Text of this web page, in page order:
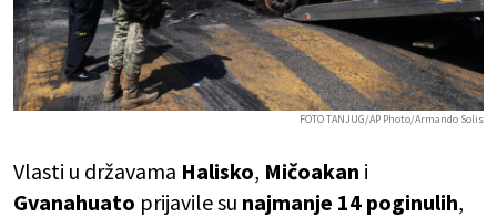
FOTO TANJUG/AP Photo/Armando Solis
Vlasti u državama Halisko, Mičoakan i
Gvanahuato prijavile su najmanje 14 poginulih,